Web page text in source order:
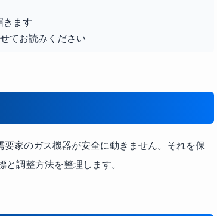
きます
てお読みください
家のガス機器が安全に動きません。それを保
調整方法を整理します。